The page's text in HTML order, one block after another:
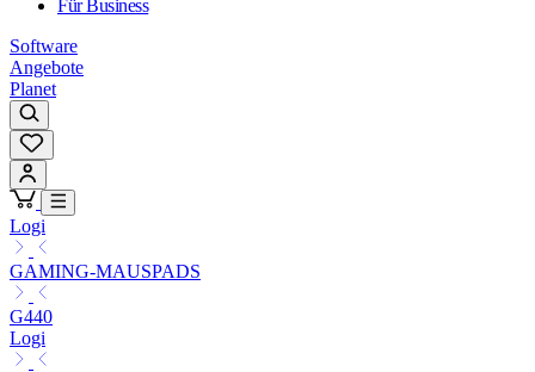
Für Business
Software
Angebote
Planet
Logi
GAMING-MAUSPADS
G440
Logi